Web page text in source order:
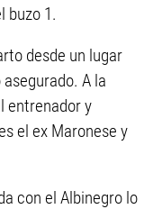
buzo 1.
desde un lugar
A la
entrenador y
el ex Maronese y
con el Albinegro lo